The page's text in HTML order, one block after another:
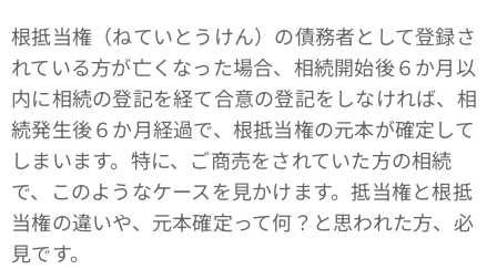
根抵当権（ねていとうけん）の債務者として登録さ
れている方が亡くなった場合、相続開始後６か月以
内に相続の登記を経て合意の登記をしなければ、相
続発生後６か月経過で、根抵当権の元本が確定して
しまいます。特に、ご商売をされていた方の相続
で、このようなケースを見かけます。抵当権と根抵
当権の違いや、元本確定って何？と思われた方、必
見です。